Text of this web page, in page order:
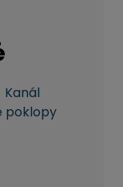
Kanál
poklopy